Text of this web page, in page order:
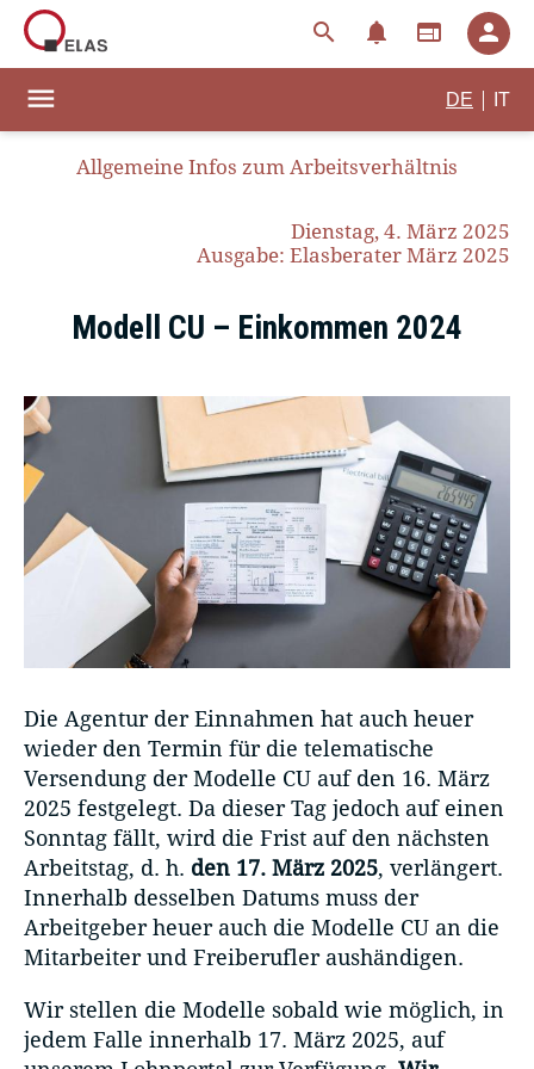
search notifications web person
menu DE IT
Allgemeine Infos zum Arbeitsverhältnis
Dienstag, 4. März 2025
Ausgabe: Elasberater März 2025
Modell CU – Einkommen 2024
Die Agentur der Einnahmen hat auch heuer
wieder den Termin für die telematische
Versendung der Modelle CU auf den 16. März
2025 festgelegt. Da dieser Tag jedoch auf einen
Sonntag fällt, wird die Frist auf den nächsten
Arbeitstag, d. h. den 17. März 2025, verlängert.
Innerhalb desselben Datums muss der
Arbeitgeber heuer auch die Modelle CU an die
Mitarbeiter und Freiberufler aushändigen.
Wir stellen die Modelle sobald wie möglich, in
jedem Falle innerhalb 17. März 2025, auf